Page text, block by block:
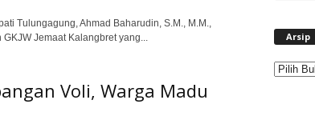
Tulungagung, Ahmad Baharudin, S.M., M.M.,
Jemaat Kalangbret yang...
Voli, Warga Madu
Arsip